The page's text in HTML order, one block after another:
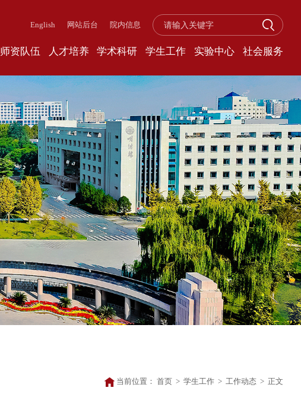
English 网站后台 院内信息
师资队伍 人才培养 学术科研 学生工作 实验中心 社会服务
当前位置： 首页 > 学生工作 > 工作动态 > 正文